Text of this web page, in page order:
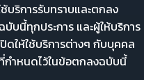
บริการรับทราบและตกลง
นี้ทุกประการ และผู้ให้บริการ
ให้ใช้บริการต่างๆ กับบุคคล
กำหนดไว้ในข้อตกลงฉบับนี้